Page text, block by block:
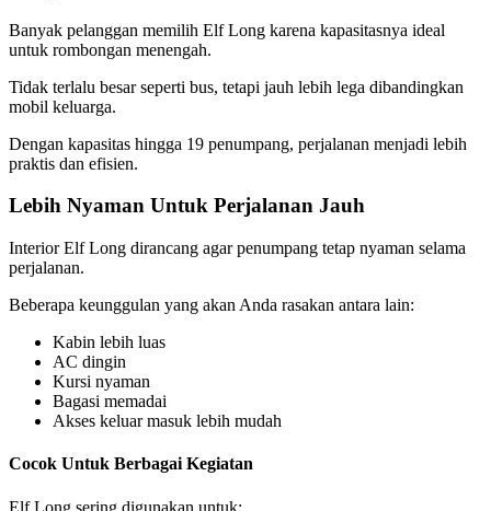
Banyak pelanggan memilih Elf Long karena kapasitasnya ideal
untuk rombongan menengah.
Tidak terlalu besar seperti bus, tetapi jauh lebih lega dibandingkan
mobil keluarga.
Dengan kapasitas hingga 19 penumpang, perjalanan menjadi lebih
praktis dan efisien.
Lebih Nyaman Untuk Perjalanan Jauh
Interior Elf Long dirancang agar penumpang tetap nyaman selama
perjalanan.
Beberapa keunggulan yang akan Anda rasakan antara lain:
Kabin lebih luas
AC dingin
Kursi nyaman
Bagasi memadai
Akses keluar masuk lebih mudah
Cocok Untuk Berbagai Kegiatan
Elf Long sering digunakan untuk: